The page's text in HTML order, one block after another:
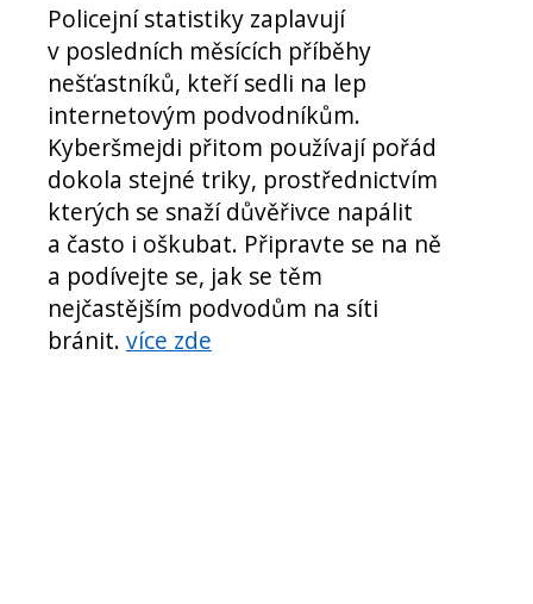
Policejní statistiky zaplavují
v posledních měsících příběhy
nešťastníků, kteří sedli na lep
internetovým podvodníkům.
Kyberšmejdi přitom používají pořád
dokola stejné triky, prostřednictvím
kterých se snaží důvěřivce napálit
a často i oškubat. Připravte se na ně
a podívejte se, jak se těm
nejčastějším podvodům na síti
bránit. více zde